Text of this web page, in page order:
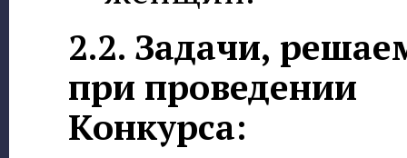
2.2. Задачи,
при проведении
Конкурса: